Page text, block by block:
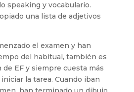
speaking y vocabulario.
una lista de adjetivos
el examen y han
del habitual, también es
de EF y siempre cuesta más
la tarea. Cuando iban